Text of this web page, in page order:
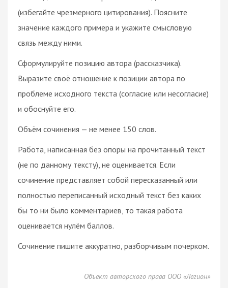
(избегайте чрезмерного цитирования). Поясните
значение каждого примера и укажите смысловую
связь между ними.
Сформулируйте позицию автора (рассказчика).
Выразите своё отношение к позиции автора по
проблеме исходного текста (согласие или несогласие)
и обоснуйте его.
Объём сочинения — не менее 150 слов.
Работа, написанная без опоры на прочитанный текст
(не по данному тексту), не оценивается. Если
сочинение представляет собой пересказанный или
полностью переписанный исходный текст без каких
бы то ни было комментариев, то такая работа
оценивается нулём баллов.
Сочинение пишите аккуратно, разборчивым почерком.
Объект авторского права ООО «Легион»